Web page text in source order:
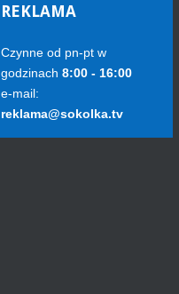
REKLAMA
Czynne od pn-pt w
godzinach 8:00 - 16:00
e-mail:
reklama@sokolka.tv